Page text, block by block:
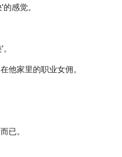
感觉。
他家里的职业女佣。
已。